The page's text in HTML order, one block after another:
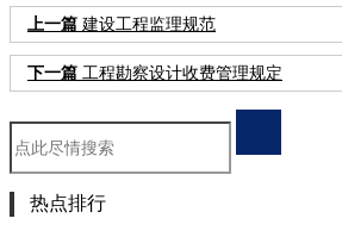
上一篇 建设工程监理规范
下一篇 工程勘察设计收费管理规定
热点排行